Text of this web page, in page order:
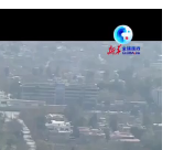
军事
政务
汽车